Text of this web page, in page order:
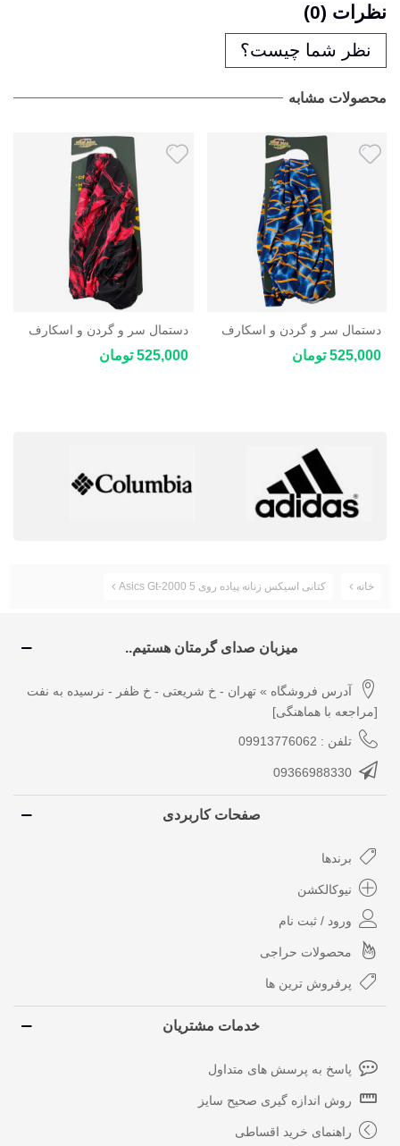
نظرات (0)
نظر شما چیست؟
محصولات مشابه
دستمال سر و گردن و اسکارف
چندکاره ورزشی و کوهنوردی
New Star Coolmax
525,000 تومان
دستمال سر و گردن و اسکارف
چندکاره ورزشی و کوهنوردی
New Star Coolmax
525,000 تومان
خانه کتانی اسیکس زنانه پیاده روی Asics Gt-2000 5
میزبان صدای گرمتان هستیم..
آدرس فروشگاه » تهران - خ شریعتی - خ ظفر - نرسیده به نفت
[مراجعه با هماهنگی]
تلفن : 09913776062
09366988330
صفحات کاربردی
برندها
نیوکالکشن
ورود / ثبت نام
محصولات حراجی
پرفروش ترین ها
خدمات مشتریان
پاسخ به پرسش های متداول
روش اندازه گیری صحیح سایز
راهنمای خرید اقساطی